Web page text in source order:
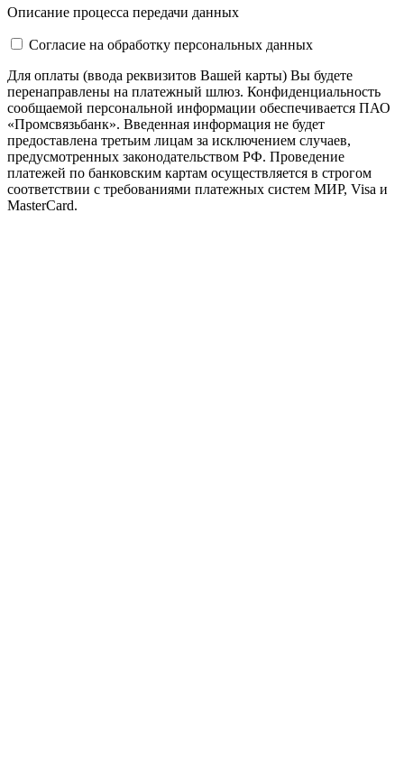
Описание процесса передачи данных
Cогласие на обработку персональных данных
Для оплаты (ввода реквизитов Вашей карты) Вы будете
перенаправлены на платежный шлюз. Конфиденциальность
сообщаемой персональной информации обеспечивается ПАО
«Промсвязьбанк». Введенная информация не будет
предоставлена третьим лицам за исключением случаев,
предусмотренных законодательством РФ. Проведение
платежей по банковским картам осуществляется в строгом
соответствии с требованиями платежных систем МИР, Visa и
MasterCard.